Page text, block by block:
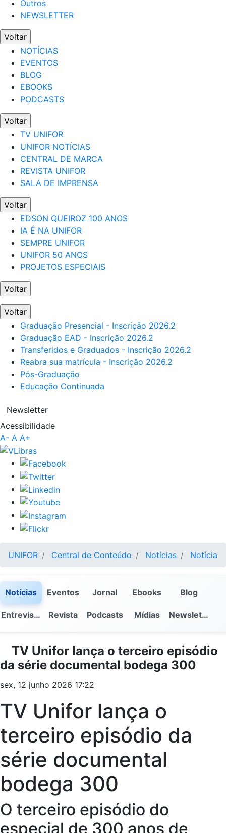
Outros
NEWSLETTER
Voltar
NOTÍCIAS
EVENTOS
BLOG
EBOOKS
PODCASTS
Voltar
TV UNIFOR
UNIFOR NOTÍCIAS
CENTRAL DE MARCA
REVISTA UNIFOR
SALA DE IMPRENSA
Voltar
EDSON QUEIROZ 100 ANOS
IA É NA UNIFOR
SEMPRE UNIFOR
UNIFOR 50 ANOS
PROJETOS ESPECIAIS
Voltar
Voltar
Graduação Presencial - Inscrição 2026.2
Graduação EAD - Inscrição 2026.2
Transferidos e Graduados - Inscrição 2026.2
Reabra sua matrícula - Inscrição 2026.2
Pós-Graduação
Educação Continuada
Newsletter
Acessibilidade
A- A A+
UNIFOR Central de Conteúdo Notícias Notícia
Notícias Eventos Jornal Ebooks Blog
Entrevistas Revista Podcasts Mídias Newsletter
TV Unifor lança o terceiro episódio
da série documental bodega 300
sex, 12 junho 2026 17:22
TV Unifor lança o
terceiro episódio da
série documental
bodega 300
O terceiro episódio do
especial de 300 anos de